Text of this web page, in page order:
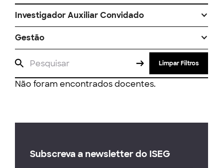
Investigador Auxiliar Convidado
Gestão
Limpar Filtros
Não foram encontrados docentes.
Subscreva a newsletter do ISEG